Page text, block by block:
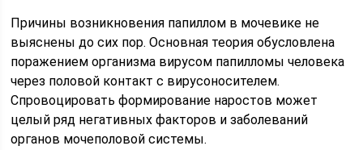
Причины возникновения папиллом в мочевике не
выяснены до сих пор. Основная теория обусловлена
поражением организма вирусом папилломы человека
через половой контакт с вирусоносителем.
Спровоцировать формирование наростов может
целый ряд негативных факторов и заболеваний
органов мочеполовой системы.